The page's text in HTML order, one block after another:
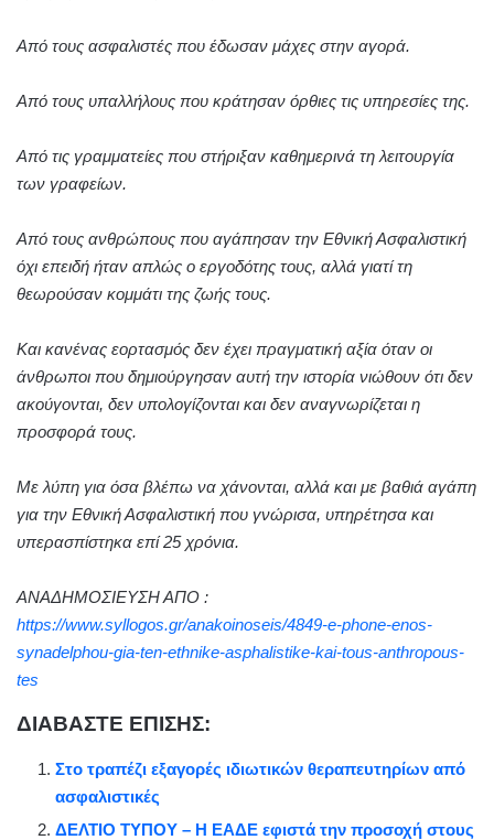
Από τους ασφαλιστές που έδωσαν μάχες στην αγορά.
Από τους υπαλλήλους που κράτησαν όρθιες τις υπηρεσίες της.
Από τις γραμματείες που στήριξαν καθημερινά τη λειτουργία
των γραφείων.
Από τους ανθρώπους που αγάπησαν την Εθνική Ασφαλιστική
όχι επειδή ήταν απλώς ο εργοδότης τους, αλλά γιατί τη
θεωρούσαν κομμάτι της ζωής τους.
Και κανένας εορτασμός δεν έχει πραγματική αξία όταν οι
άνθρωποι που δημιούργησαν αυτή την ιστορία νιώθουν ότι δεν
ακούγονται, δεν υπολογίζονται και δεν αναγνωρίζεται η
προσφορά τους.
Με λύπη για όσα βλέπω να χάνονται, αλλά και με βαθιά αγάπη
για την Εθνική Ασφαλιστική που γνώρισα, υπηρέτησα και
υπερασπίστηκα επί 25 χρόνια.
ΑΝΑΔΗΜΟΣΙΕΥΣΗ ΑΠΟ :
https://www.syllogos.gr/anakoinoseis/4849-e-phone-enos-
synadelphou-gia-ten-ethnike-asphalistike-kai-tous-anthropous-
tes
ΔΙΑΒΑΣΤΕ ΕΠΙΣΗΣ:
Στο τραπέζι εξαγορές ιδιωτικών θεραπευτηρίων από
ασφαλιστικές
ΔΕΛΤΙΟ ΤΥΠΟΥ – Η ΕΑΔΕ εφιστά την προσοχή στους